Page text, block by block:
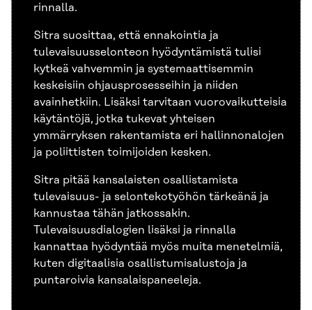
rinnalla.
Sitra suosittaa, että ennakointia ja
tulevaisuusselonteon hyödyntämistä tulisi
kytkeä vahvemmin ja systemaattisemmin
keskeisiin ohjausprosesseihin ja niiden
avainhetkiin. Lisäksi tarvitaan vuorovaikutteisia
käytäntöjä, jotka tukevat yhteisen
ymmärryksen rakentamista eri hallinnonalojen
ja poliittisten toimijoiden kesken.
Sitra pitää kansalaisten osallistamista
tulevaisuus- ja selontekotyöhön tärkeänä ja
kannustaa tähän jatkossakin.
Tulevaisuusdialogien lisäksi ja rinnalla
kannattaa hyödyntää myös muita menetelmiä,
kuten digitaalisia osallistumisalustoja ja
puntaroivia kansalaispaneeleja.